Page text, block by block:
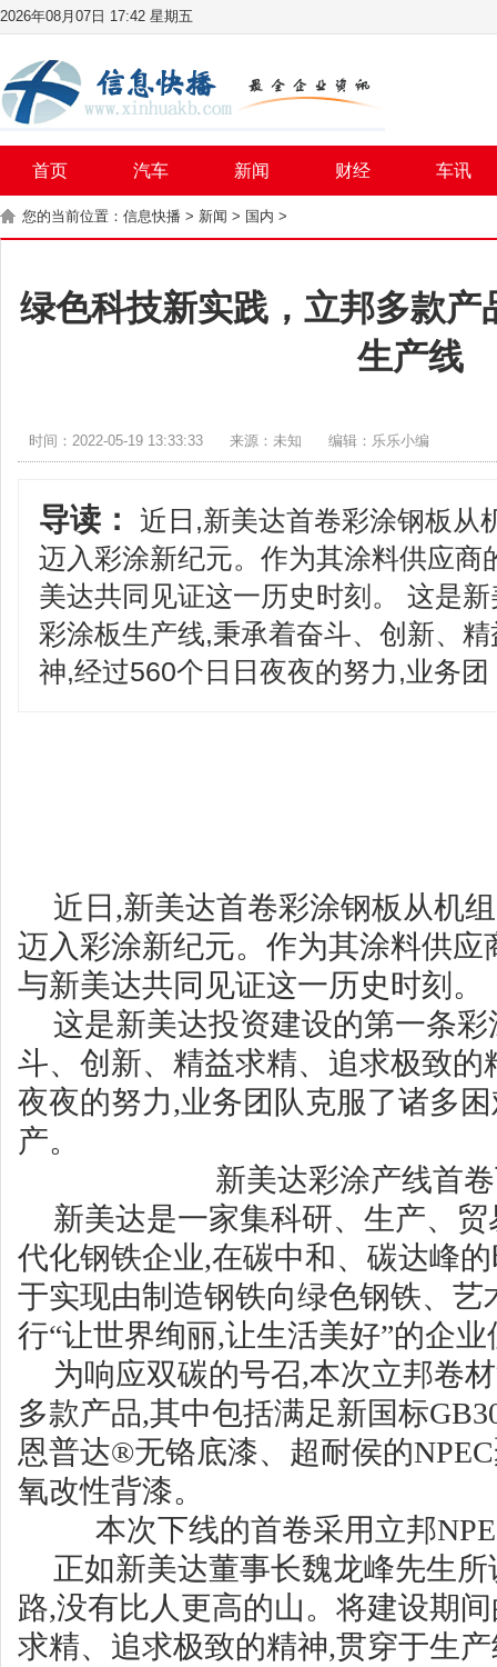
2026年08月07日 17:42 星期五
首页 汽车 新闻 财经 车讯
您的当前位置： 信息快播 > 新闻 > 国内 >
绿色科技新实践，立邦多款产
生产线
时间：2022-05-19 13:33:33 来源：未知 编辑：乐乐小编
导读：
近日,新美达首卷彩涂钢板从
迈入彩涂新纪元。作为其涂料供应商
美达共同见证这一历史时刻。 这是
彩涂板生产线,秉承着奋斗、创新、
神,经过560个日日夜夜的努力,业务团
近日,新美达首卷彩涂钢板从机
迈入彩涂新纪元。作为其涂料供应
与新美达共同见证这一历史时刻。
这是新美达投资建设的第一条
斗、创新、精益求精、追求极致的
夜夜的努力,业务团队克服了诸多
产。
新美达彩涂产线首
新美达是一家集科研、生产、
代化钢铁企业,在碳中和、碳达峰
于实现由制造钢铁向绿色钢铁、艺
行“让世界绚丽,让生活美好”的企
为响应双碳的号召,本次立邦卷
多款产品,其中包括满足新国标
恩普达®无铬底漆、超耐侯的
氧改性背漆。
本次下线的首卷采用立邦
正如新美达董事长魏龙峰先生
路,没有比人更高的山。将建设期
求精、追求极致的精神,贯穿于生